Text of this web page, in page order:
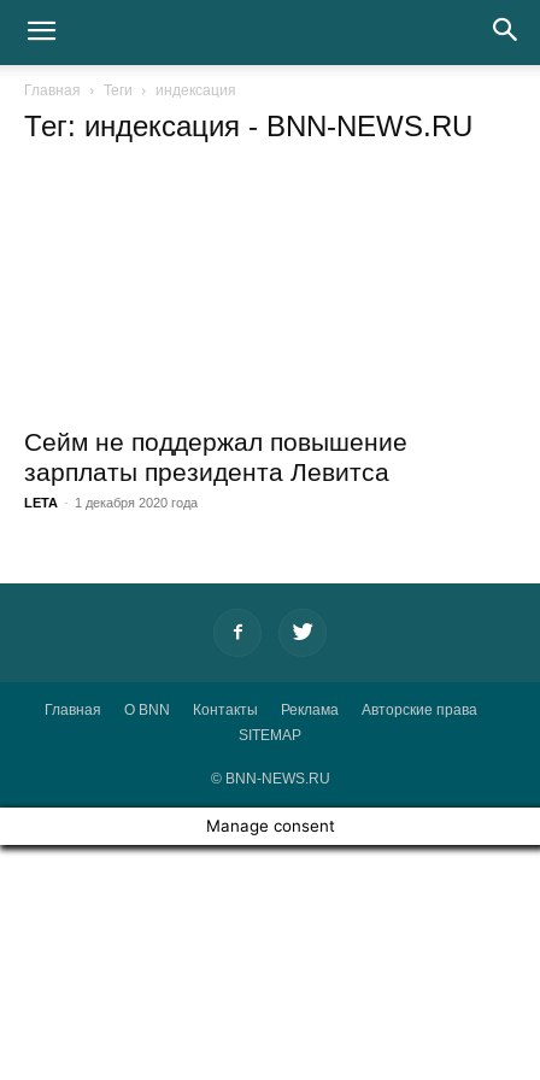
Главная Теги индексация
Тег: индексация - BNN-NEWS.RU
Сейм не поддержал повышение
зарплаты президента Левитса
LETA - 1 декабря 2020 года
Главная О BNN Контакты Реклама
Авторские права
SITEMAP
© BNN-NEWS.RU
Manage consent